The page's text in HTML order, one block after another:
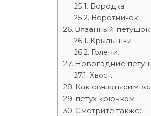
Бородка.
Воротничок
Вязанный
Крылышки
Голени.
Новогодние
Хвост.
Как связать
петух крючком
Смотрите также: